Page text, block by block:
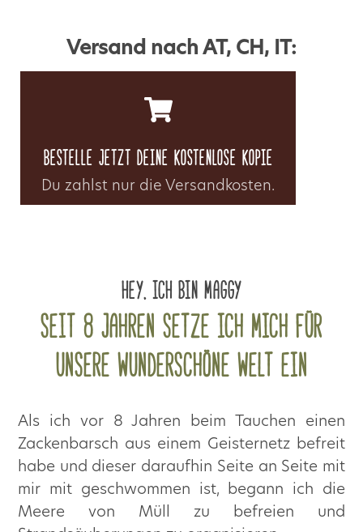
Versand nach AT, CH, IT:
Bestelle jetzt deine kostenlose Kopie
Du zahlst nur die Versandkosten.
Hey, ich bin Maggy
Seit 8 Jahren setze ich mich für
unsere wunderschöne Welt ein
Als ich vor 8 Jahren beim Tauchen einen
Zackenbarsch aus einem Geisternetz befreit
habe und dieser daraufhin Seite an Seite mit
mir mit geschwommen ist, begann ich die
Meere von Müll zu befreien und